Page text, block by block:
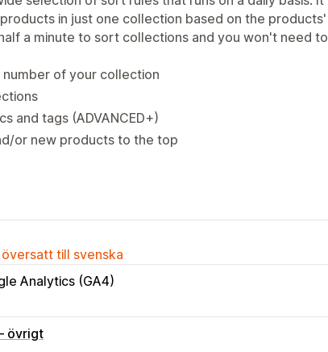
in just one collection based on the products'
a minute to sort collections and you won't need to
of your collection
and tags (ADVANCED+)
or new products to the top
till svenska
Analytics (GA4)
övrigt